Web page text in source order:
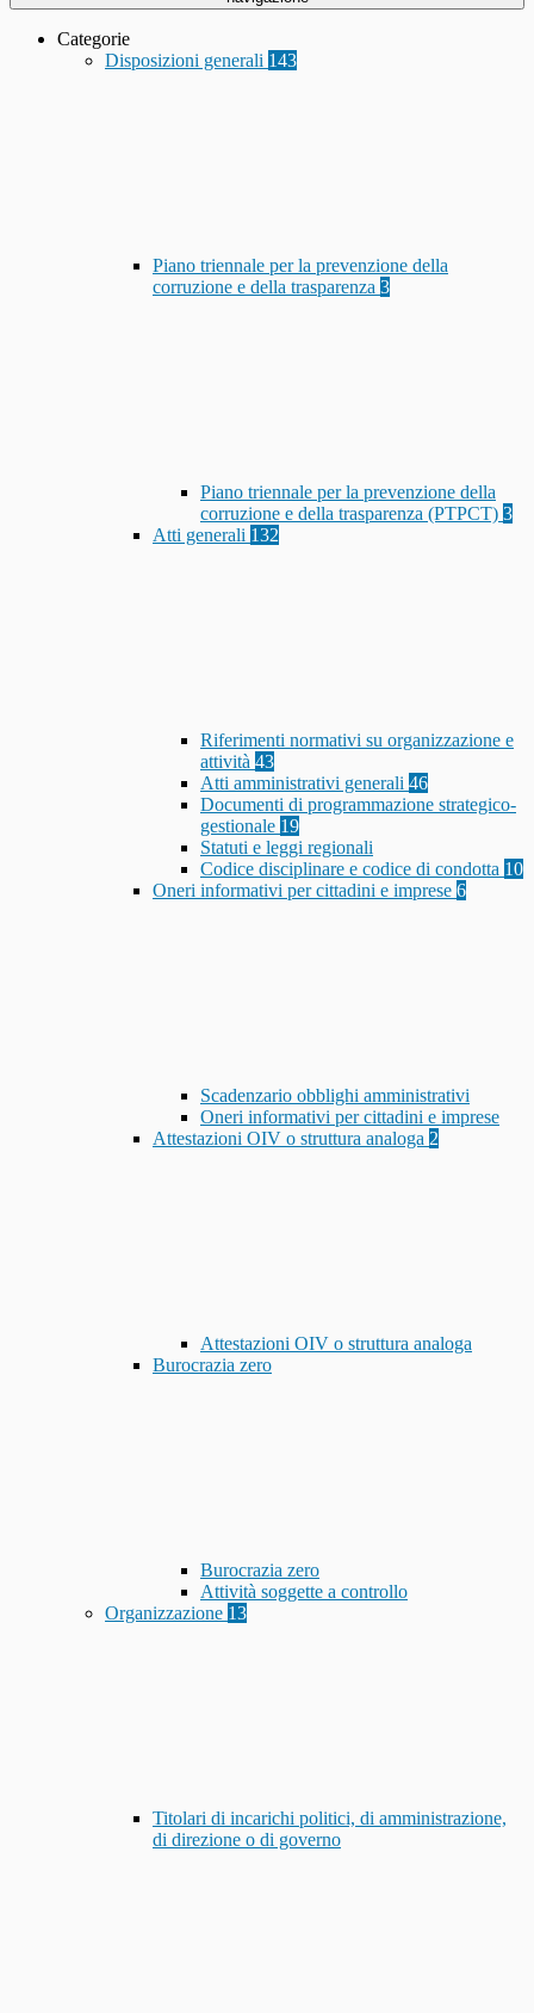
Categorie
Disposizioni generali 143
Piano triennale per la prevenzione della
corruzione e della trasparenza 3
Piano triennale per la prevenzione della
corruzione e della trasparenza (PTPCT) 3
Atti generali 132
Riferimenti normativi su organizzazione e
attività 43
Atti amministrativi generali 46
Documenti di programmazione strategico-
gestionale 19
Statuti e leggi regionali
Codice disciplinare e codice di condotta 10
Oneri informativi per cittadini e imprese 6
Scadenzario obblighi amministrativi
Oneri informativi per cittadini e imprese
Attestazioni OIV o struttura analoga 2
Attestazioni OIV o struttura analoga
Burocrazia zero
Burocrazia zero
Attività soggette a controllo
Organizzazione 13
Titolari di incarichi politici, di amministrazione,
di direzione o di governo